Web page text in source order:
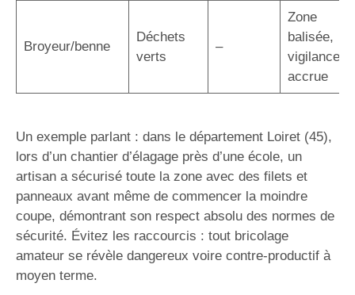
Broyeur/benne
Déchets
verts
–
Zone
balisée,
vigilance
accrue
Un exemple parlant : dans le département Loiret (45),
lors d’un chantier d’élagage près d’une école, un
artisan a sécurisé toute la zone avec des filets et
panneaux avant même de commencer la moindre
coupe, démontrant son respect absolu des normes de
sécurité. Évitez les raccourcis : tout bricolage
amateur se révèle dangereux voire contre-productif à
moyen terme.